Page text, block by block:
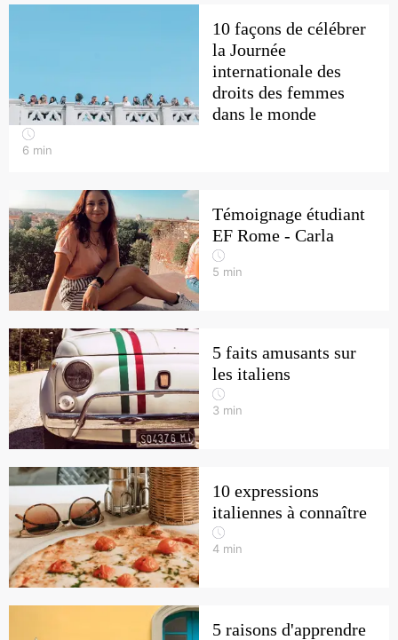
10 façons de célébrer
la Journée
internationale des
droits des femmes
dans le monde
6 min
Témoignage étudiant
EF Rome - Carla
5 min
5 faits amusants sur
les italiens
3 min
10 expressions
italiennes à connaître
4 min
5 raisons d'apprendre